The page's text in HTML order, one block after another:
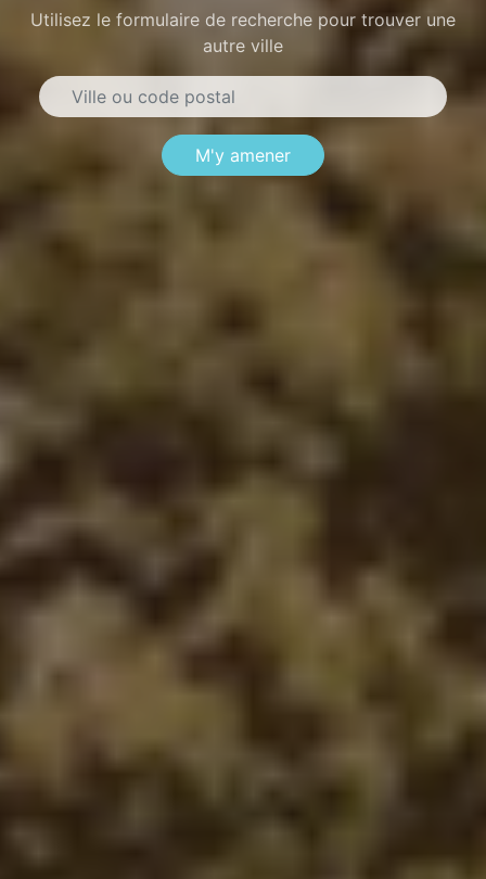
Utilisez le formulaire de recherche pour trouver une
autre ville
M'y amener